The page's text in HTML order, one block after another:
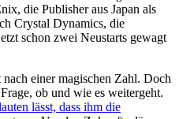
die Publisher aus Japan als
Crystal Dynamics, die
schon zwei Neustarts gewagt
einer magischen Zahl. Doch
ob und wie es weitergeht.
lässt, dass ihm die